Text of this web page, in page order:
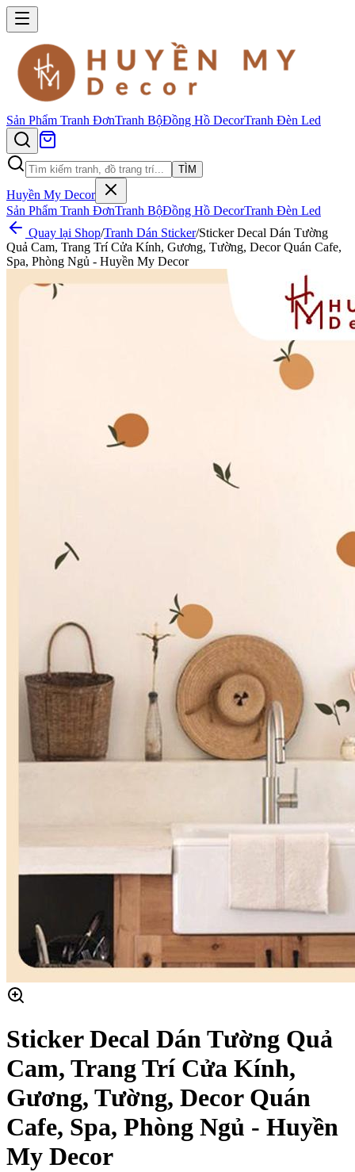
Sản Phẩm Tranh ĐơnTranh BộĐồng Hồ DecorTranh Đèn Led
TÌM
Huyền My Decor
Sản Phẩm Tranh ĐơnTranh BộĐồng Hồ DecorTranh Đèn Led
Quay lại Shop/Tranh Dán Sticker/Sticker Decal Dán Tường
Quả Cam, Trang Trí Cửa Kính, Gương, Tường, Decor Quán Cafe,
Spa, Phòng Ngủ - Huyền My Decor
Sticker Decal Dán Tường Quả
Cam, Trang Trí Cửa Kính,
Gương, Tường, Decor Quán
Cafe, Spa, Phòng Ngủ - Huyền
My Decor